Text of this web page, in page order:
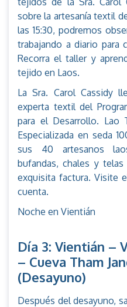
sobre la artesanía textil
las 15:30, podremos
trabajando a diario para
Recorra el taller y
tejido en Laos.
La Sra. Carol Cassidy
experta textil del
para el Desarrollo. Lao
Especializada en seda
sus 40 artesanos
bufandas, chales y
exquisita factura. Visite
cuenta.
Noche en Vientián
Día 3: Vientián –
– Cueva Tham
(Desayuno)
Después del desayuno,